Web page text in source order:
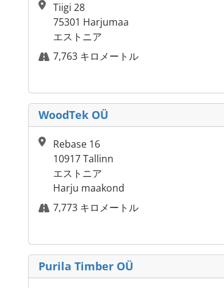
Tiigi 28
75301 Harjumaa
エストニア
7,763 キロメートル
WoodTek OÜ
Rebase 16
10917 Tallinn
エストニア
Harju maakond
7,773 キロメートル
Purila Timber OÜ